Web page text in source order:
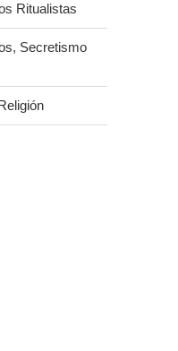
Ritualistas
Secretismo